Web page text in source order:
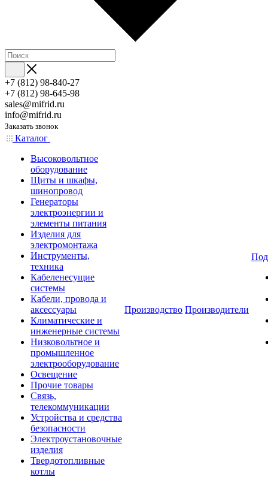
+7 (812) 98-840-27
+7 (812) 98-645-98
sales@mifrid.ru
info@mifrid.ru
Заказать звонок
Каталог
Высоковольтное
оборудование
Щиты и шкафы,
шинопровод
Генераторы
электроэнергии и
элементы питания
Изделия для
электромонтажа
Инструменты,
техника
Кабеленесущие
системы
Кабели, провода и
аксессуары
Климатические и
инженерные системы
Низковольтное и
промышленное
электрооборудование
Освещение
Прочие товары
Связь,
телекоммуникации
Устройства и средства
безопасности
Электроустановочные
изделия
Твердотопливные
котлы
Производство Производители